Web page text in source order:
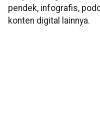
pendek, infografis,
konten digital lainnya.